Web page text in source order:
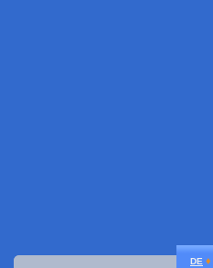
DE ♦